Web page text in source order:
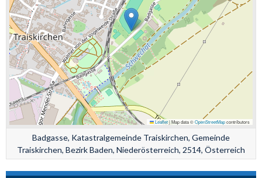
Leaflet|Map data ©OpenStreetMapcontributors
Badgasse, Katastralgemeinde Traiskirchen, Gemeinde
Traiskirchen, Bezirk Baden, Niederösterreich, 2514, Österreich